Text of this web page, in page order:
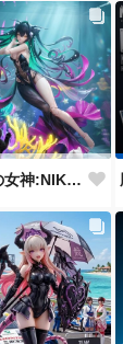
勝利の女神:NIKKE リトル・マーメイド アクリルドールフィギュア